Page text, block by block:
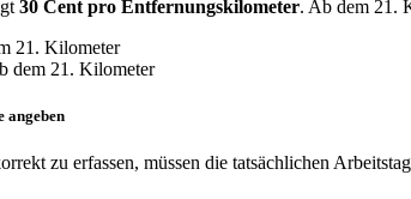
30 Cent pro Entfernungskilometer. Ab dem 21.
21. Kilometer
dem 21. Kilometer
angeben
zu erfassen, müssen die tatsächlichen